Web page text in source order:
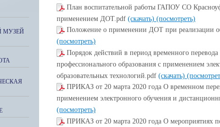
План воспитательной работы ГАПОУ СО
применением ДОТ.pdf (скачать) (посмотреть)
Положение о применении ДОТ при реализации
(посмотреть)
Порядок действий в период временного
профессионального образования с применением
образовательных технологий.pdf (скачать)
ПРИКАЗ от 20 марта 2020 года О временном
применением электронного обучения и
(посмотреть)
ПРИКАЗ от 20 марта 2020 года О мероприятиях
МУЗЕЙ